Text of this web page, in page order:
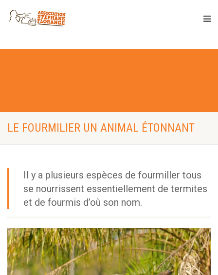
LE FOURMILIER UN ANIMAL ÉTONNANT
Il y a plusieurs espèces de fourmiller tous
se nourrissent essentiellement de termites
et de fourmis d’où son nom.